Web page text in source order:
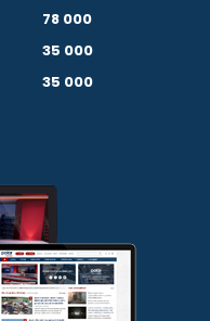
78 000
35 000
35 000